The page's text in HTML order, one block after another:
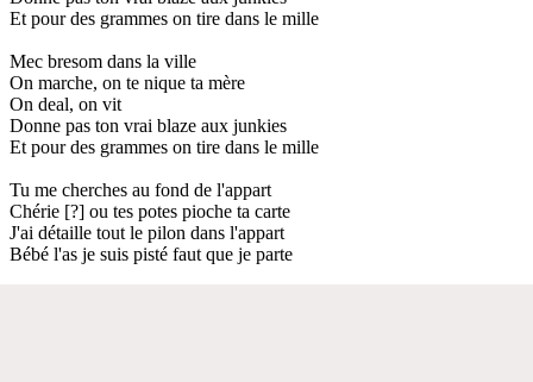
Et pour des grammes on tire dans le mille
Mec bresom dans la ville
On marche, on te nique ta mère
On deal, on vit
Donne pas ton vrai blaze aux junkies
Et pour des grammes on tire dans le mille
Tu me cherches au fond de l'appart
Chérie [?] ou tes potes pioche ta carte
J'ai détaille tout le pilon dans l'appart
Bébé l'as je suis pisté faut que je parte